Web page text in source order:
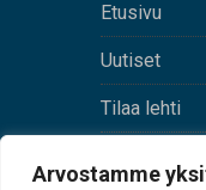
Arvostamme
Etusivu
Uutiset
Tilaa lehti